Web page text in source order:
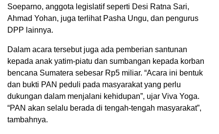
Soeparno, anggota legislatif seperti Desi Ratna Sari,
Ahmad Yohan, juga terlihat Pasha Ungu, dan pengurus
DPP lainnya.
Dalam acara tersebut juga ada pemberian santunan
kepada anak yatim-piatu dan sumbangan kepada korban
bencana Sumatera sebesar Rp5 miliar. “Acara ini bentuk
dan bukti PAN peduli pada masyarakat yang perlu
dukungan dalam menjalani kehidupan”, ujar Viva Yoga.
“PAN akan selalu berada di tengah-tengah masyarakat”,
tambahnya.